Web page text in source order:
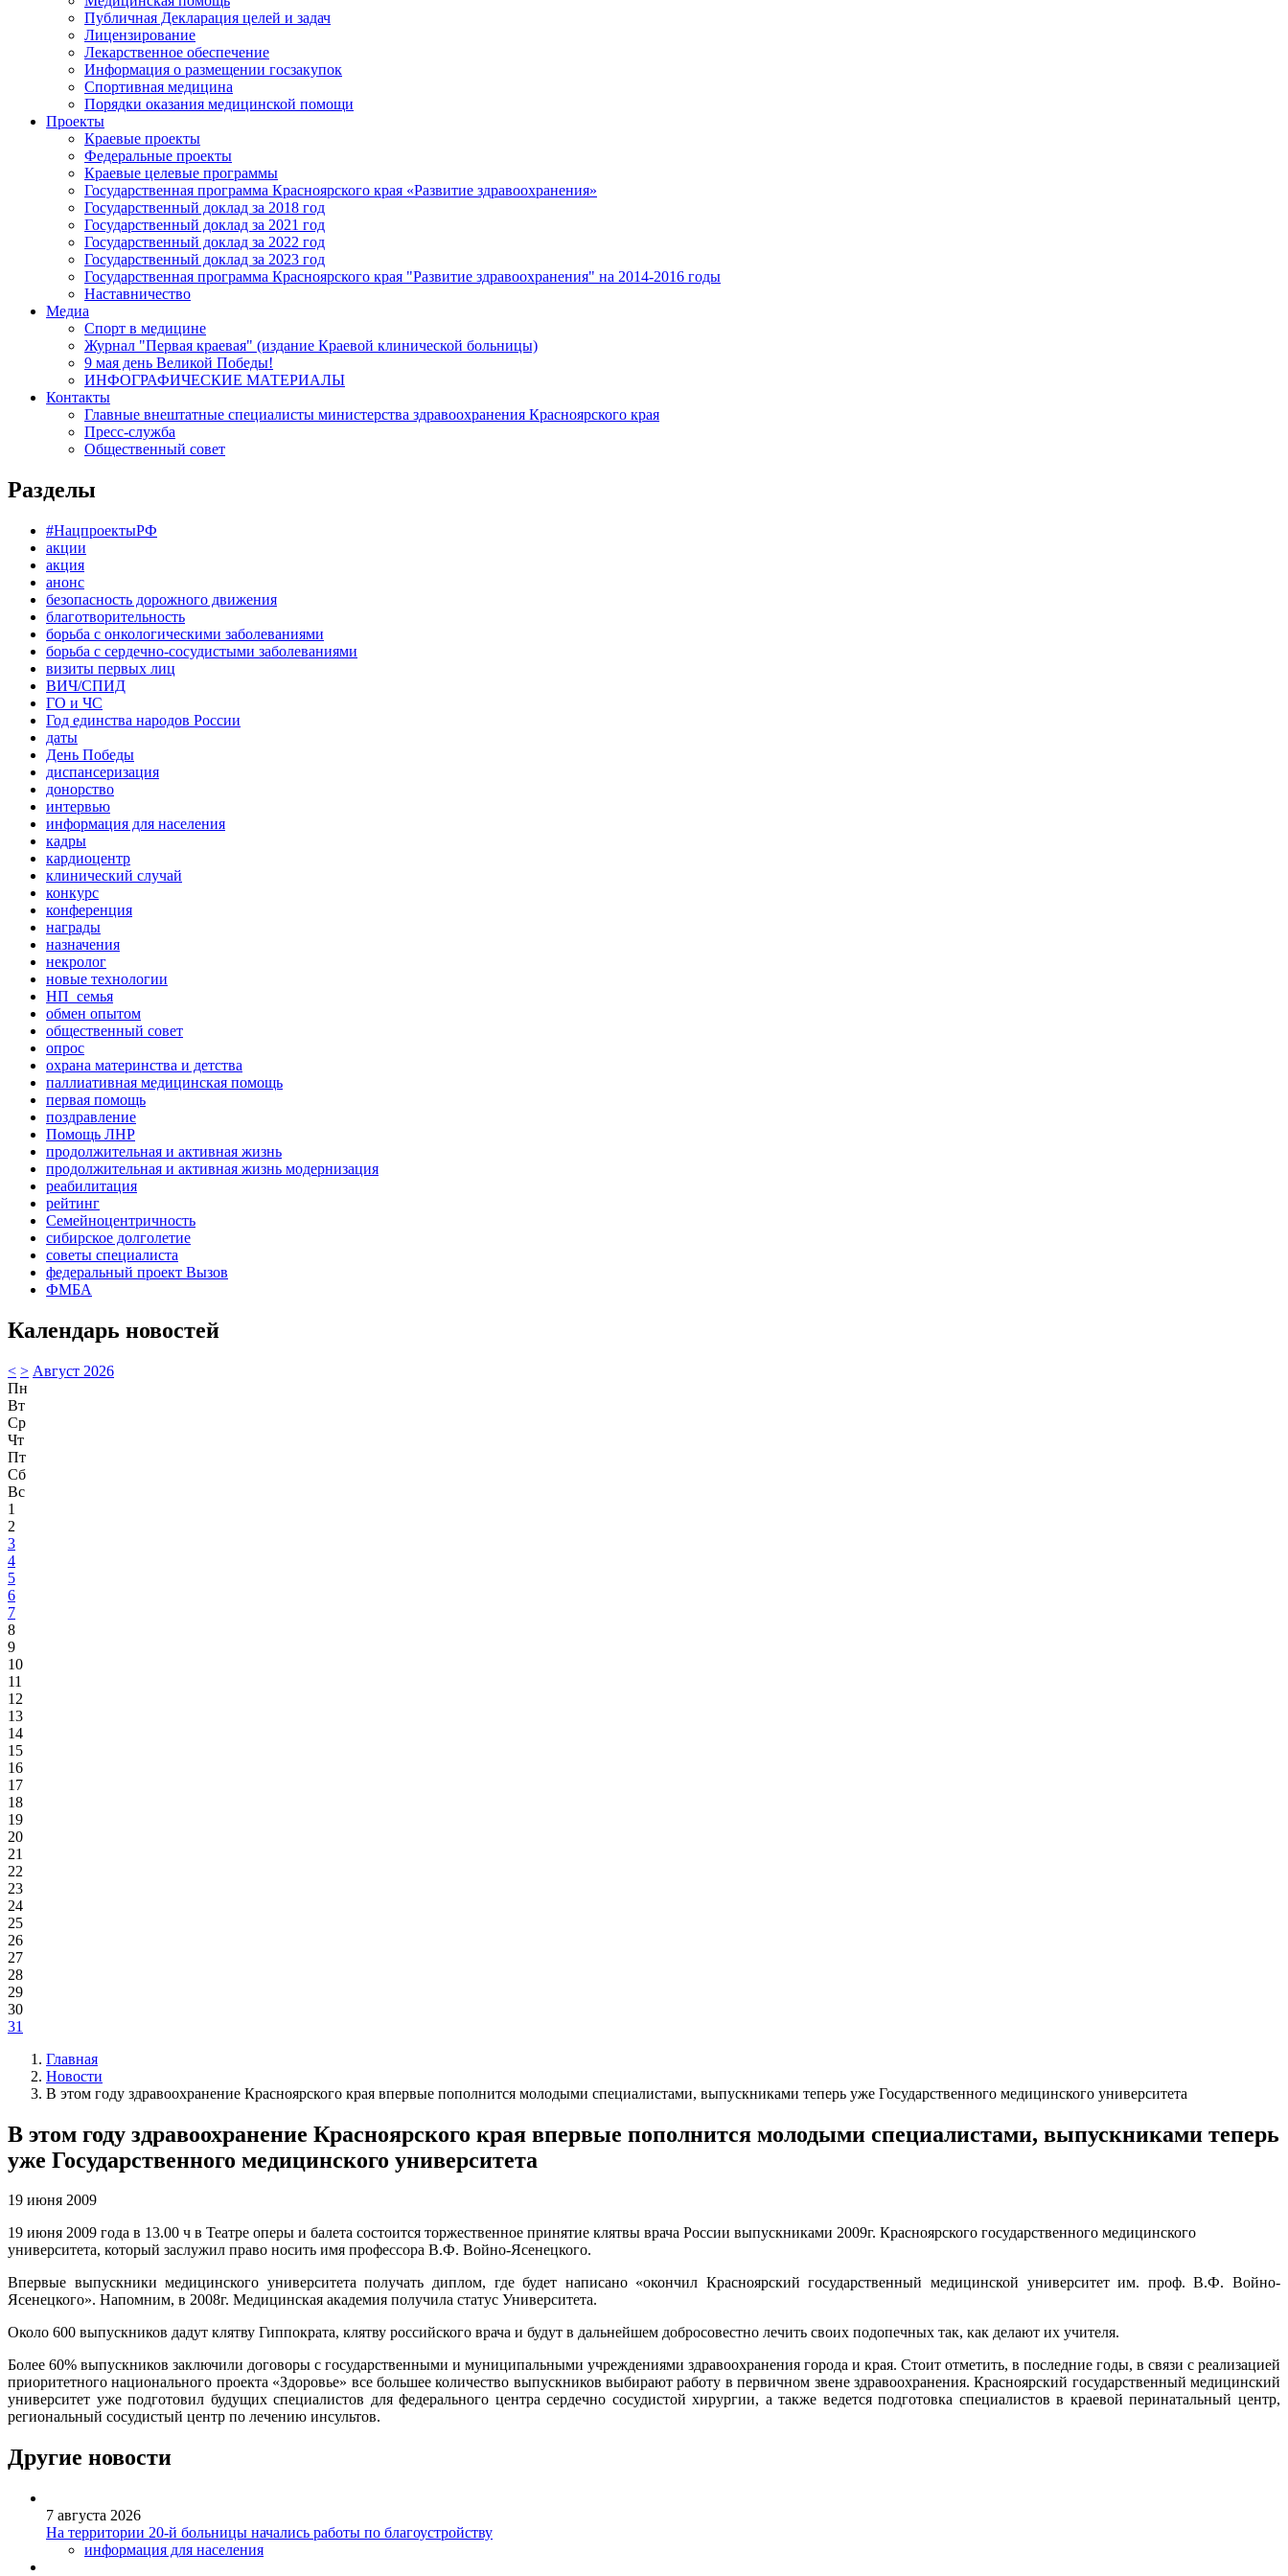
Публичная Декларация целей и задач
Лицензирование
Лекарственное обеспечение
Информация о размещении госзакупок
Спортивная медицина
Порядки оказания медицинской помощи
Проекты
Краевые проекты
Федеральные проекты
Краевые целевые программы
Государственная программа Красноярского края «Развитие здравоохранения»
Государственный доклад за 2018 год
Государственный доклад за 2021 год
Государственный доклад за 2022 год
Государственный доклад за 2023 год
Государственная программа Красноярского края "Развитие здравоохранения" на 2014-2016 годы
Наставничество
Медиа
Спорт в медицине
Журнал "Первая краевая" (издание Краевой клинической больницы)
9 мая день Великой Победы!
ИНФОГРАФИЧЕСКИЕ МАТЕРИАЛЫ
Контакты
Главные внештатные специалисты министерства здравоохранения Красноярского края
Пресс-служба
Общественный совет
Разделы
#НацпроектыРФ
акции
акция
анонс
безопасность дорожного движения
благотворительность
борьба с онкологическими заболеваниями
борьба с сердечно-сосудистыми заболеваниями
визиты первых лиц
ВИЧ/СПИД
ГО и ЧС
Год единства народов России
даты
День Победы
диспансеризация
донорство
интервью
информация для населения
кадры
кардиоцентр
клинический случай
конкурс
конференция
награды
назначения
некролог
новые технологии
НП_семья
обмен опытом
общественный совет
опрос
охрана материнства и детства
паллиативная медицинская помощь
первая помощь
поздравление
Помощь ЛНР
продолжительная и активная жизнь
продолжительная и активная жизнь модернизация
реабилитация
рейтинг
Семейноцентричность
сибирское долголетие
советы специалиста
федеральный проект Вызов
ФМБА
Календарь новостей
< > Август 2026
Пн
Вт
Ср
Чт
Пт
Сб
Вс
1
2
3
4
5
6
7
8
9
10
11
12
13
14
15
16
17
18
19
20
21
22
23
24
25
26
27
28
29
30
31
Главная
Новости
В этом году здравоохранение Красноярского края впервые пополнится молодыми специалистами, выпускниками теперь уже Государственного медицинского университета
В этом году здравоохранение Красноярского края впервые пополнится молодыми специалистами, выпускниками теперь
уже Государственного медицинского университета
19 июня 2009
19 июня 2009 года в 13.00 ч в Театре оперы и балета состоится торжественное принятие клятвы врача России выпускниками 2009г. Красноярского государственного медицинского
университета, который заслужил право носить имя профессора В.Ф. Войно-Ясенецкого.
Впервые выпускники медицинского университета получать диплом, где будет написано «окончил Красноярский государственный медицинской университет им. проф. В.Ф. Войно-
Ясенецкого». Напомним, в 2008г. Медицинская академия получила статус Университета.
Около 600 выпускников дадут клятву Гиппократа, клятву российского врача и будут в дальнейшем добросовестно лечить своих подопечных так, как делают их учителя.
Более 60% выпускников заключили договоры с государственными и муниципальными учреждениями здравоохранения города и края. Стоит отметить, в последние годы, в связи с реализацией
приоритетного национального проекта «Здоровье» все большее количество выпускников выбирают работу в первичном звене здравоохранения. Красноярский государственный медицинский
университет уже подготовил будущих специалистов для федерального центра сердечно сосудистой хирургии, а также ведется подготовка специалистов в краевой перинатальный центр,
региональный сосудистый центр по лечению инсультов.
Другие новости
7 августа 2026
На территории 20-й больницы начались работы по благоустройству
информация для населения